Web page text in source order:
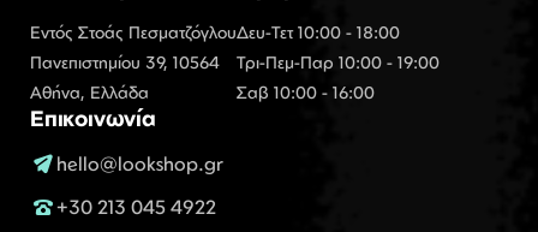
Εντός Στοάς Πεσματζόγλου
Πανεπιστημίου 39, 10564
Αθήνα, Ελλάδα
Δευ-Τετ 10:00 - 18:00
Τρι-Πεμ-Παρ 10:00 - 19:00
Σαβ 10:00 - 16:00
Επικοινωνία
hello@lookshop.gr
+30 213 045 4922